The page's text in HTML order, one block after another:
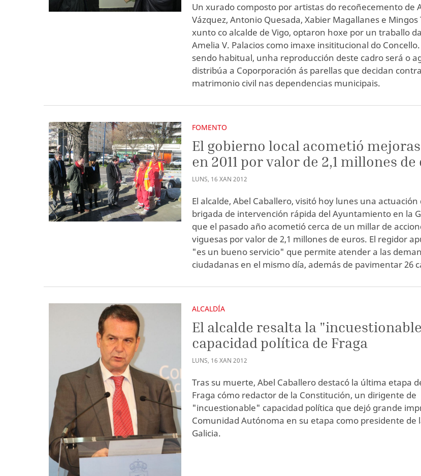
Un xurado composto por artistas do recoñecemento de
Vázquez, Antonio Quesada, Xabier Magallanes e Mingos
xunto co alcalde de Vigo, optaron hoxe por un traballo
Amelia V. Palacios como imaxe insititucional do
sendo habitual, unha reproducción deste cadro será o
distribúa a Coporporación ás parellas que decidan
matrimonio civil nas dependencias municipais.
FOMENTO
El gobierno local acometió
en 2011 por valor de 2,1 millones de
LUNS, 16 XAN 2012
El alcalde, Abel Caballero, visitó hoy lunes una actuación
brigada de intervención rápida del Ayuntamiento en la
que el pasado año acometió cerca de un millar de
viguesas por valor de 2,1 millones de euros. El regidor
"es un bueno servicio" que permite atender a las
ciudadanas en el mismo día, además de pavimentar 26
ALCALDÍA
El alcalde resalta la
capacidad política de Fraga
LUNS, 16 XAN 2012
Tras su muerte, Abel Caballero destacó la última etapa
Fraga cómo redactor de la Constitución, un dirigente de
"incuestionable" capacidad política que dejó grande
Comunidad Autónoma en su etapa como presidente de
Galicia.